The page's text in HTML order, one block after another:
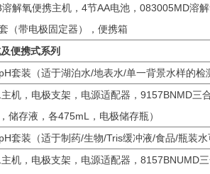
解氧便携主机，4节AA电池，083005MD溶
（带电极固定器），便携箱
便携式系列
套装（适于湖泊水/地表水/单一背景水样的检
机，电极支架，电源适配器，9157BNMD三
储存液，各475mL，电极储存瓶）
套装（适于制药/生物/Tris缓冲液/食品/瓶装
机，电极支架，电源适配器，8157BNUMD